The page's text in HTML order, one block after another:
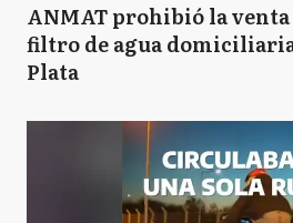
ANMAT prohibió la venta
filtro de agua
Plata